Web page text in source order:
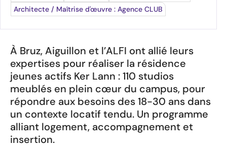
Architecte / Maîtrise d'œuvre : Agence CLUB
À Bruz, Aiguillon et l’ALFI ont allié leurs
expertises pour réaliser la résidence
jeunes actifs Ker Lann : 110 studios
meublés en plein cœur du campus, pour
répondre aux besoins des 18-30 ans dans
un contexte locatif tendu. Un programme
alliant logement, accompagnement et
insertion.